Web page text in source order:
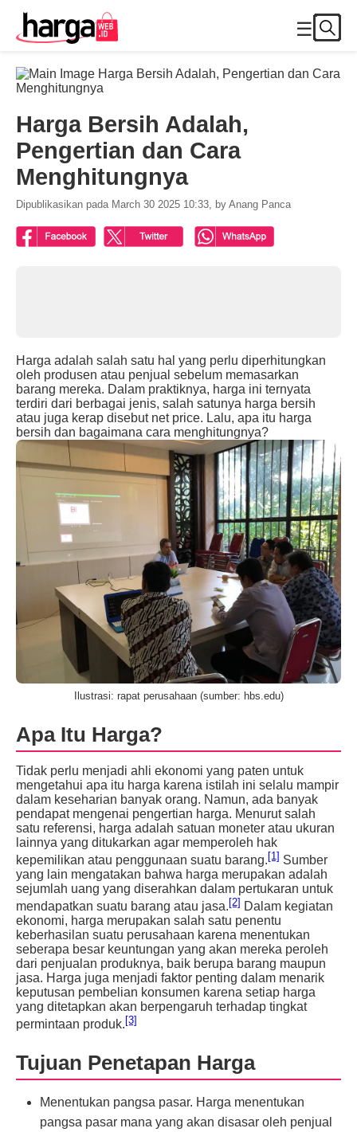
☰
Harga Bersih Adalah,
Pengertian dan Cara
Menghitungnya
Dipublikasikan pada March 30 2025 10:33, by Anang Panca
Harga adalah salah satu hal yang perlu diperhitungkan
oleh produsen atau penjual sebelum memasarkan
barang mereka. Dalam praktiknya, harga ini ternyata
terdiri dari berbagai jenis, salah satunya harga bersih
atau juga kerap disebut net price. Lalu, apa itu harga
bersih dan bagaimana cara menghitungnya?
Ilustrasi: rapat perusahaan (sumber: hbs.edu)
Apa Itu Harga?
Tidak perlu menjadi ahli ekonomi yang paten untuk
mengetahui apa itu harga karena istilah ini selalu mampir
dalam keseharian banyak orang. Namun, ada banyak
pendapat mengenai pengertian harga. Menurut salah
satu referensi, harga adalah satuan moneter atau ukuran
lainnya yang ditukarkan agar memperoleh hak
kepemilikan atau penggunaan suatu barang.[1] Sumber
yang lain mengatakan bahwa harga merupakan adalah
sejumlah uang yang diserahkan dalam pertukaran untuk
mendapatkan suatu barang atau jasa. [2] Dalam kegiatan
ekonomi, harga merupakan salah satu penentu
keberhasilan suatu perusahaan karena menentukan
seberapa besar keuntungan yang akan mereka peroleh
dari penjualan produknya, baik berupa barang maupun
jasa. Harga juga menjadi faktor penting dalam menarik
keputusan pembelian konsumen karena setiap harga
yang ditetapkan akan berpengaruh terhadap tingkat
permintaan produk. [3]
Tujuan Penetapan Harga
Menentukan pangsa pasar. Harga menentukan
pangsa pasar mana yang akan disasar oleh penjual